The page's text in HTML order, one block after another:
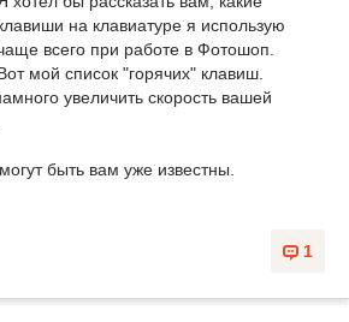
на клавиатуре я использую
всего при работе в Фотошоп.
мой список "горячих" клавиш.
увеличить скорость вашей
быть вам уже известны.
1